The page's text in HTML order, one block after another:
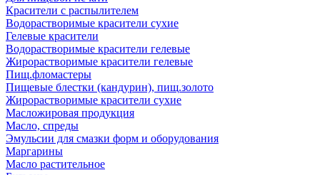
Красители с распылителем
Водорастворимые красители сухие
Гелевые красители
Водорастворимые красители гелевые
Жирорастворимые красители гелевые
Пищ.фломастеры
Пищевые блестки (кандурин), пищ.золото
Жирорастворимые красители сухие
Масложировая продукция
Масло, спреды
Эмульсии для смазки форм и оборудования
Маргарины
Масло растительное